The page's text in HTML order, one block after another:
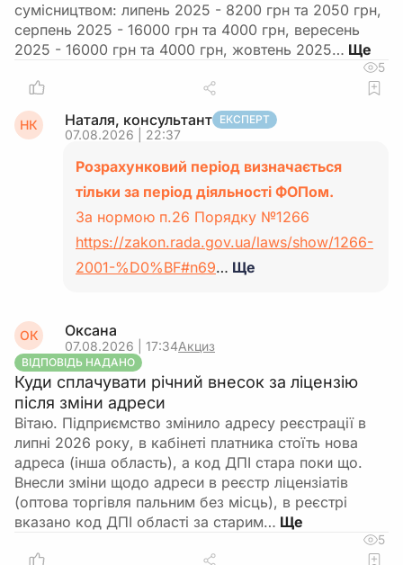
сумісництвом: липень 2025 - 8200 грн та 2050 грн,
серпень 2025 - 16000 грн та 4000 грн, вересень
2025 - 16000 грн та 4000 грн, жовтень 2025…
5
НК Наталя, консультант ЕКСПЕРТ
07.08.2026 | 22:37
Розрахунковий період визначається
тільки за період діяльності ФОПом.
За нормою п.26 Порядку №1266
https://zakon.rada.gov.ua/laws/show/1266-
2001-%D0%BF#n69… Ще
ОК Оксана
07.08.2026 | 17:34Акциз
ВІДПОВІДЬ НАДАНО
Куди сплачувати річний внесок за ліцензію
після зміни адреси
Вітаю. Підприємство змінило адресу реєстрації в
липні 2026 року, в кабінеті платника стоїть нова
адреса (інша область), а код ДПІ стара поки що.
Внесли зміни щодо адреси в реєстр ліцензіатів
(оптова торгівля пальним без місць), в реєстрі
вказано код ДПІ області за старим…
5